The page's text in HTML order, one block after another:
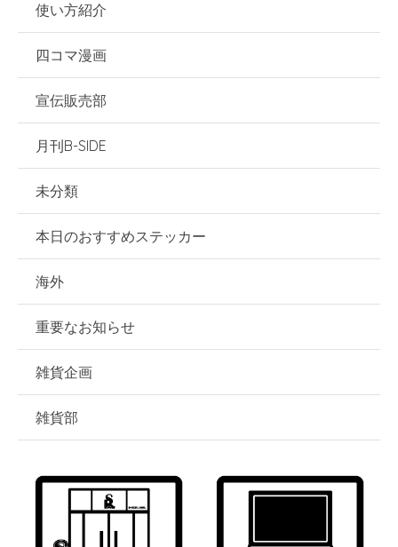
使い方紹介
四コマ漫画
宣伝販売部
月刊B-SIDE
未分類
本日のおすすめステッカー
海外
重要なお知らせ
雑貨企画
雑貨部